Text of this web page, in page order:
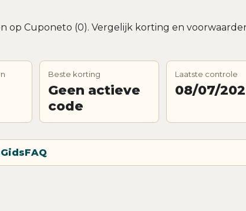
op Cuponeto (0). Vergelijk korting en
Beste korting
Geen actieve
code
Laatste controle
08/07/
GidsFAQ